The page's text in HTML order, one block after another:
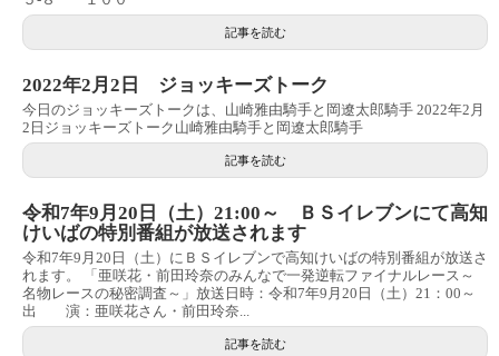
記事を読む
2022年2月2日 ジョッキーズトーク
今日のジョッキーズトークは、山崎雅由騎手と岡遼太郎騎手 2022年2月
2日ジョッキーズトーク山崎雅由騎手と岡遼太郎騎手
記事を読む
令和7年9月20日（土）21:00～ ＢＳイレブンにて高知
けいばの特別番組が放送されます
令和7年9月20日（土）にＢＳイレブンで高知けいばの特別番組が放送さ
れます。 「亜咲花・前田玲奈のみんなで一発逆転ファイナルレース～
名物レースの秘密調査～」放送日時：令和7年9月20日（土）21：00～
出 演：亜咲花さん・前田玲奈...
記事を読む